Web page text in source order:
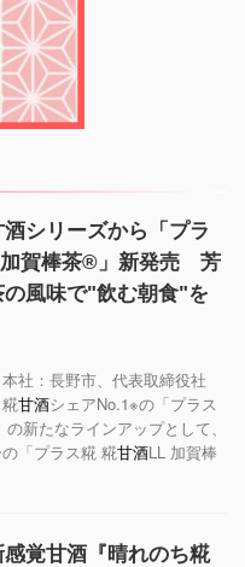
シリーズから「プラ
加賀棒茶®」新発売 芳
の風味で"飲む朝食"を
社：長野市、代表取締役社
甘酒シェアNo.1※の「プラス
新たなラインアップとして、
「プラス糀 糀甘酒LL 加賀棒
覚甘酒『晴れのち糀